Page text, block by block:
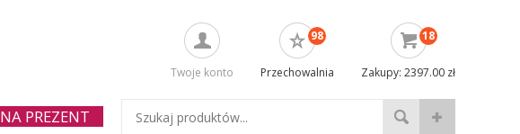
Twoje konto
98
Przechowalnia
18
Zakupy: 2397.00 zł
NA PREZENT